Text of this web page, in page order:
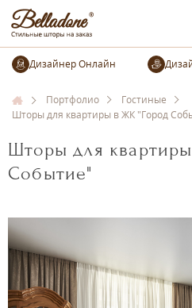
Портфолио
Гостиные
Шторы для квартиры в ЖК "Город
Шторы для
Событие"